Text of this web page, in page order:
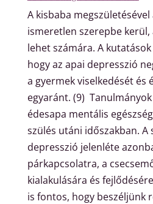
A kisbaba megszületésével
ismeretlen szerepbe
lehet számára. A
hogy az apai depresszió
a gyermek viselkedését és
egyaránt. (9)
édesapa mentális
szülés utáni időszakban. A
depresszió jelenléte
párkapcsolatra, a
kialakulására és
is fontos, hogy beszéljünk